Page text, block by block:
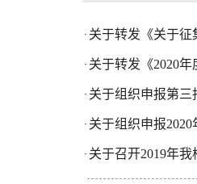
· 关于转发《关于征
· 关于转发《2020
· 关于组织申报第三
· 关于组织申报
· 关于召开2019年